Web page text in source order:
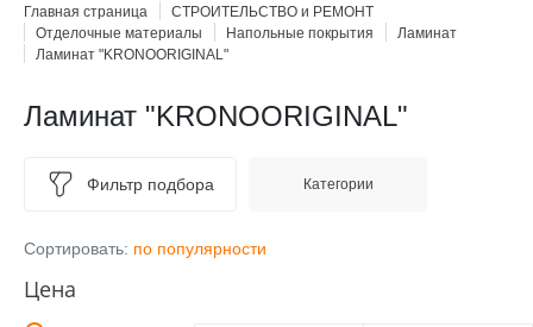
Главная страница
СТРОИТЕЛЬСТВО и РЕМОНТ
Отделочные материалы
Напольные покрытия
Ламинат
Ламинат "KRONOORIGINAL"
Ламинат "KRONOORIGINAL"
Фильтр подбора Категории
Сортировать: по популярности
Цена